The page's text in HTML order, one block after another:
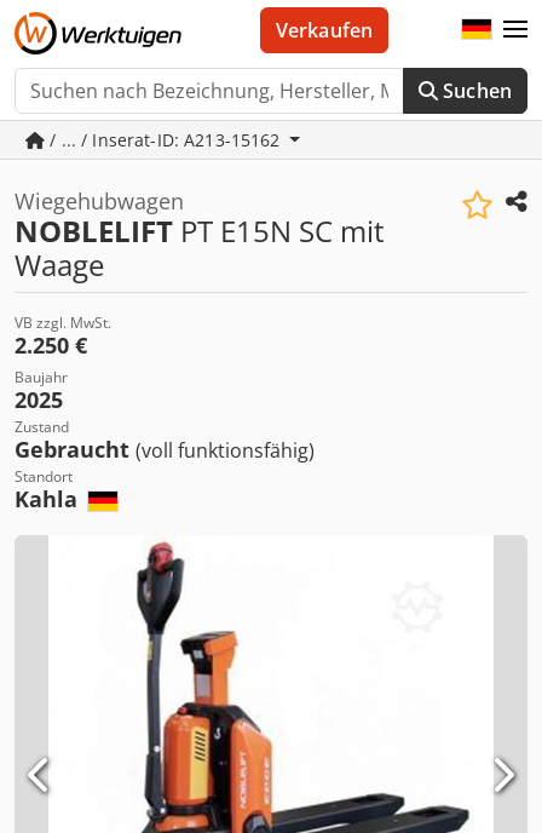
Suchen
Verkaufen
/ ... / Inserat-ID: A213-15162
Wiegehubwagen
NOBLELIFT PT E15N SC mit
Waage
VB zzgl. MwSt.
2.250 €
Baujahr
2025
Zustand
Gebraucht (voll funktionsfähig)
Standort
Kahla